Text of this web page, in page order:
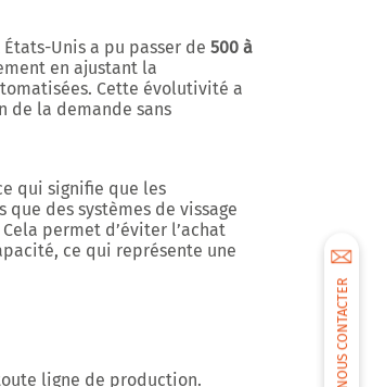
NOUS CONTACTER
Unis a pu passer de 500 à
en ajustant la
Cette évolutivité a
de la demande sans
qui signifie que les
des systèmes de vissage
permet d’éviter l’achat
ce qui représente une
ligne de production.